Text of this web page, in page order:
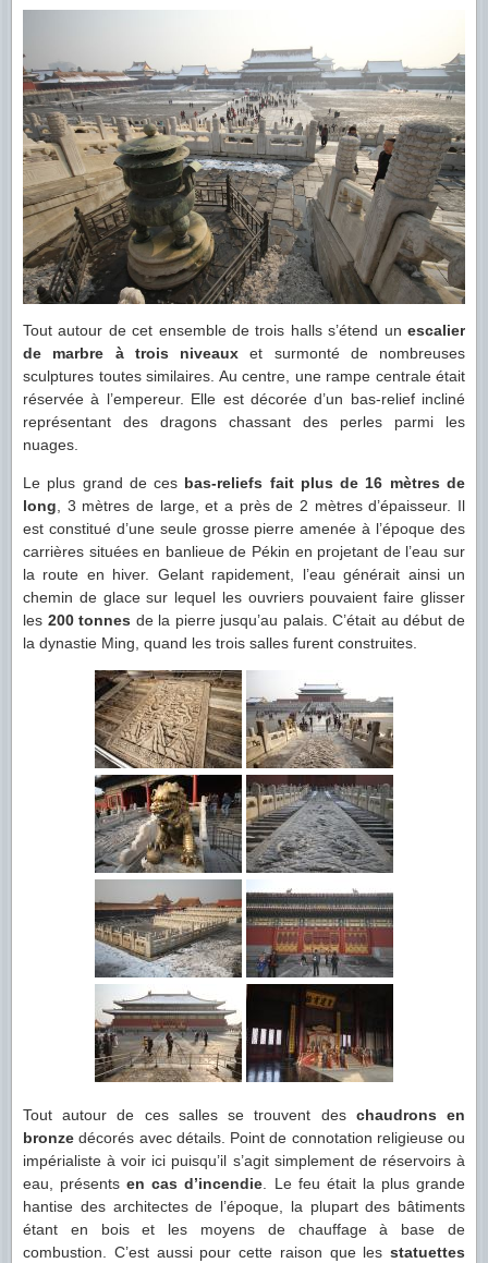
Tout autour de cet ensemble de trois halls s’étend un escalier
de marbre à trois niveaux et surmonté de nombreuses
sculptures toutes similaires. Au centre, une rampe centrale était
réservée à l’empereur. Elle est décorée d’un bas-relief incliné
représentant des dragons chassant des perles parmi les
nuages.
Le plus grand de ces bas-reliefs fait plus de 16 mètres de
long , 3 mètres de large, et a près de 2 mètres d’épaisseur. Il
est constitué d’une seule grosse pierre amenée à l’époque des
carrières situées en banlieue de Pékin en projetant de l’eau sur
la route en hiver. Gelant rapidement, l’eau générait ainsi un
chemin de glace sur lequel les ouvriers pouvaient faire glisser
les 200 tonnes de la pierre jusqu’au palais. C’était au début de
la dynastie Ming, quand les trois salles furent construites.
Tout autour de ces salles se trouvent des chaudrons en
bronze décorés avec détails. Point de connotation religieuse ou
impérialiste à voir ici puisqu’il s’agit simplement de réservoirs à
eau, présentsen cas d’incendie . Le feu était la plus grande
hantise des architectes de l’époque, la plupart des bâtiments
étant en bois et les moyens de chauffage à base de
combustion. C’est aussi pour cette raison que les statuettes